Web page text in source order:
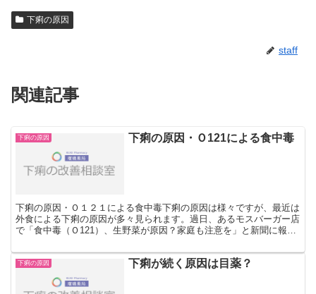
下痢の原因
staff
関連記事
下痢の原因 下痢の原因・Ｏ121による食中毒
下痢の原因・Ｏ１２１による食中毒下痢の原因は様々ですが、最近は
外食による下痢の原因が多々見られます。過日、あるモスバーガー店
で「食中毒（Ｏ121）、生野菜が原因？家庭も注意を」と新聞に報道
下痢の原因 下痢が続く原因は目薬？